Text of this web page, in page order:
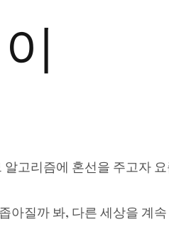
고리즘에 혼선을 주고자
아질까 봐, 다른 세상을 계